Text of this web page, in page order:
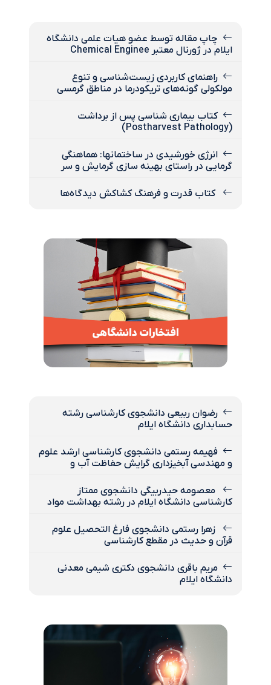
چاپ مقاله توسط عضو هیات علمی دانشگاه
ایلام در ژورنال معتبر Chemical Enginee
راهنمای کاربردی زیست‌شناسی و تنوع
مولکولی گونه‌های تریکودرما در مناطق گرمسی
کتاب بیماری شناسی پس از برداشت
(Postharvest Pathology)
انرژی خورشیدی در ساختمانها: هماهنگی
گرمایی در راستای بهینه سازی گرمایش و سر
کتاب قدرت و فرهنگ کشاکش دیدگاه‌ها
رضوان ربیعی دانشجوی کارشناسی رشته
حسابداری دانشگاه ایلام
فهیمه رستمی دانشجوی کارشناسی ارشد علوم
و مهندسی آبخیزداری گرایش حفاظت آب و
معصومه حیدربیگی دانشجوی ممتاز
کارشناسی دانشگاه ایلام در رشته بهداشت مواد
زهرا رستمی دانشجوی فارغ التحصیل علوم
قرآن و حدیث در مقطع کارشناسی
مریم باقری دانشجوی دکتری شیمی معدنی
دانشگاه ایلام